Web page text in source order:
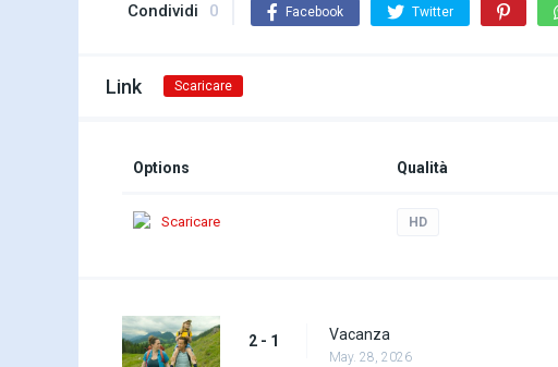
Condividi 0 Facebook Twitter
Link Scaricare
Options Qualità
Scaricare HD
2 - 1 Vacanza
May. 28, 2026